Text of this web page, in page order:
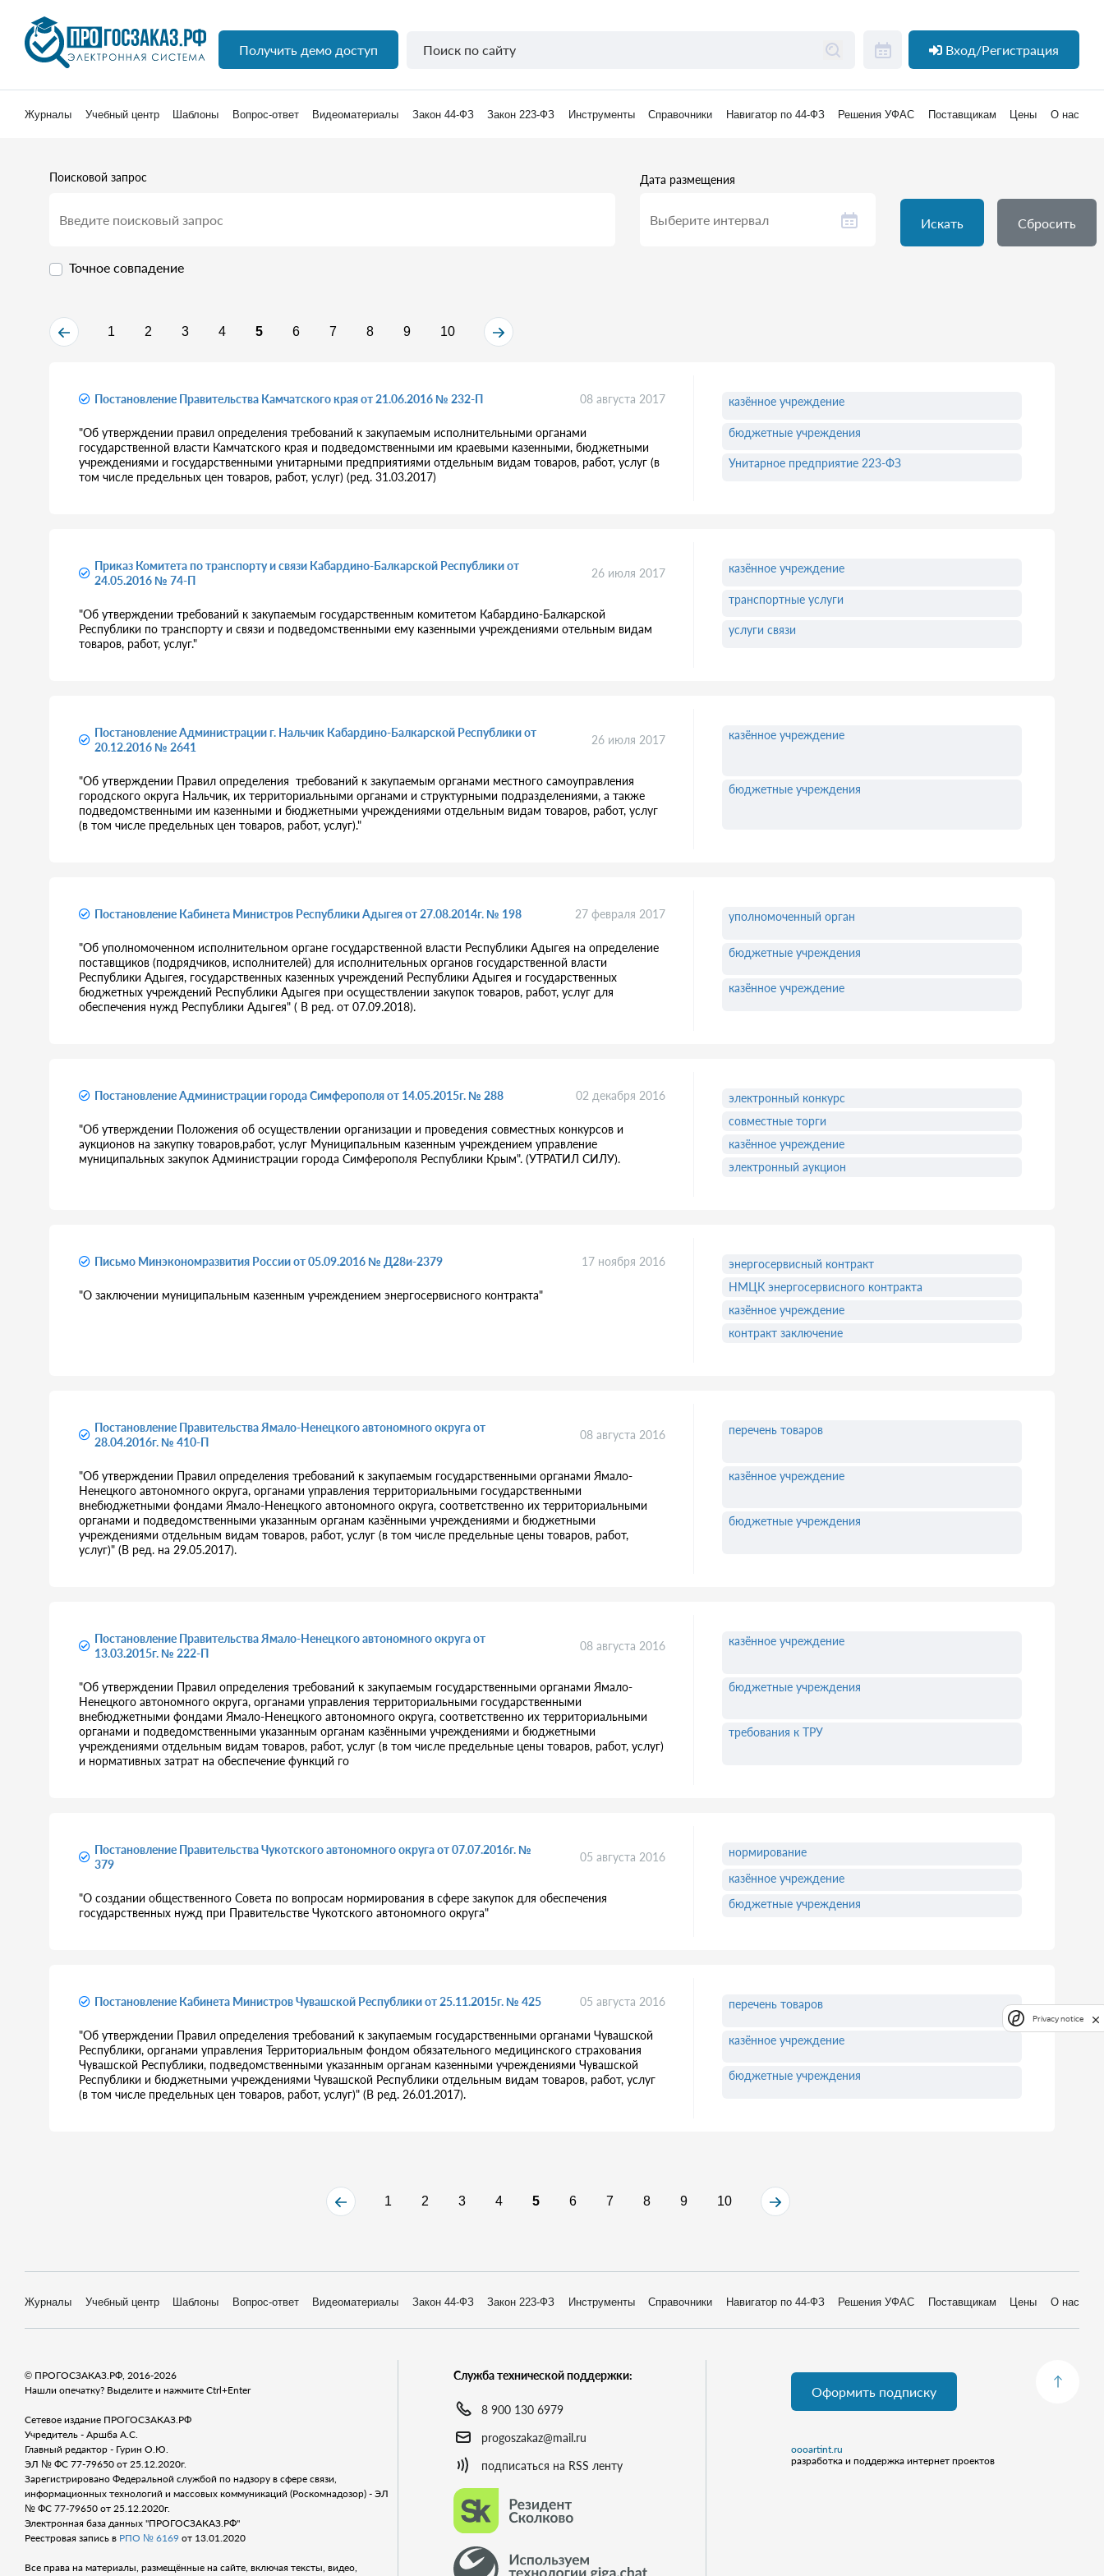
Получить демо доступ Вход/Регистрация
Журналы Учебный центр Шаблоны Вопрос-ответ Видеоматериалы Закон 44-ФЗ Закон 223-ФЗ Инструменты Справочники Навигатор по 44-ФЗ Решения УФАС Поставщикам Цены О нас
Поисковой запрос
Точное совпадение
Дата размещения
Искать Сбросить
1 2 3 4 5 6 7 8 9 10
Постановление Правительства Камчатского края от 21.06.2016 № 232-П 08 августа 2017
"Об утверждении правил определения требований к закупаемым исполнительными органами
государственной власти Камчатского края и подведомственными им краевыми казенными, бюджетными
учреждениями и государственными унитарными предприятиями отдельным видам товаров, работ, услуг (в
том числе предельных цен товаров, работ, услуг) (ред. 31.03.2017)
казённое учреждение
бюджетные учреждения
Унитарное предприятие 223-ФЗ
Приказ Комитета по транспорту и связи Кабардино-Балкарской Республики от
24.05.2016 № 74-П
26 июля 2017
"Об утверждении требований к закупаемым государственным комитетом Кабардино-Балкарской
Республики по транспорту и связи и подведомственными ему казенными учреждениями отельным видам
товаров, работ, услуг."
казённое учреждение
транспортные услуги
услуги связи
Постановление Администрации г. Нальчик Кабардино-Балкарской Республики от
20.12.2016 № 2641
26 июля 2017
"Об утверждении Правил определения требований к закупаемым органами местного самоуправления
городского округа Нальчик, их территориальными органами и структурными подразделениями, а также
подведомственными им казенными и бюджетными учреждениями отдельным видам товаров, работ, услуг
(в том числе предельных цен товаров, работ, услуг)."
казённое учреждение
бюджетные учреждения
Постановление Кабинета Министров Республики Адыгея от 27.08.2014г. № 198 27 февраля 2017
"Об уполномоченном исполнительном органе государственной власти Республики Адыгея на определение
поставщиков (подрядчиков, исполнителей) для исполнительных органов государственной власти
Республики Адыгея, государственных казенных учреждений Республики Адыгея и государственных
бюджетных учреждений Республики Адыгея при осуществлении закупок товаров, работ, услуг для
обеспечения нужд Республики Адыгея" ( В ред. от 07.09.2018).
уполномоченный орган
бюджетные учреждения
казённое учреждение
Постановление Администрации города Симферополя от 14.05.2015г. № 288 02 декабря 2016
"Об утверждении Положения об осуществлении организации и проведения совместных конкурсов и
аукционов на закупку товаров,работ, услуг Муниципальным казенным учреждением управление
муниципальных закупок Администрации города Симферополя Республики Крым". (УТРАТИЛ СИЛУ).
электронный конкурс
совместные торги
казённое учреждение
электронный аукцион
Письмо Минэкономразвития России от 05.09.2016 № Д28и-2379 17 ноября 2016
"О заключении муниципальным казенным учреждением энергосервисного контракта"
энергосервисный контракт
НМЦК энергосервисного контракта
казённое учреждение
контракт заключение
Постановление Правительства Ямало-Ненецкого автономного округа от
28.04.2016г. № 410-П
08 августа 2016
"Об утверждении Правил определения требований к закупаемым государственными органами Ямало-
Ненецкого автономного округа, органами управления территориальными государственными
внебюджетными фондами Ямало-Ненецкого автономного округа, соответственно их территориальными
органами и подведомственными указанным органам казёнными учреждениями и бюджетными
учреждениями отдельным видам товаров, работ, услуг (в том числе предельные цены товаров, работ,
услуг)" (В ред. на 29.05.2017).
перечень товаров
казённое учреждение
бюджетные учреждения
Постановление Правительства Ямало-Ненецкого автономного округа от
13.03.2015г. № 222-П
08 августа 2016
"Об утверждении Правил определения требований к закупаемым государственными органами Ямало-
Ненецкого автономного округа, органами управления территориальными государственными
внебюджетными фондами Ямало-Ненецкого автономного округа, соответственно их территориальными
органами и подведомственными указанным органам казёнными учреждениями и бюджетными
учреждениями отдельным видам товаров, работ, услуг (в том числе предельные цены товаров, работ, услуг)
и нормативных затрат на обеспечение функций го
казённое учреждение
бюджетные учреждения
требования к ТРУ
Постановление Правительства Чукотского автономного округа от 07.07.2016г. №
379
05 августа 2016
"О создании общественного Совета по вопросам нормирования в сфере закупок для обеспечения
государственных нужд при Правительстве Чукотского автономного округа"
нормирование
казённое учреждение
бюджетные учреждения
Постановление Кабинета Министров Чувашской Республики от 25.11.2015г. № 425 05 августа 2016
"Об утверждении Правил определения требований к закупаемым государственными органами Чувашской
Республики, органами управления Территориальным фондом обязательного медицинского страхования
Чувашской Республики, подведомственными указанным органам казенными учреждениями Чувашской
Республики и бюджетными учреждениями Чувашской Республики отдельным видам товаров, работ, услуг
(в том числе предельных цен товаров, работ, услуг)" (В ред. 26.01.2017).
перечень товаров
казённое учреждение
бюджетные учреждения
1 2 3 4 5 6 7 8 9 10
Журналы Учебный центр Шаблоны Вопрос-ответ Видеоматериалы Закон 44-ФЗ Закон 223-ФЗ Инструменты Справочники Навигатор по 44-ФЗ Решения УФАС Поставщикам Цены О нас
© ПРОГОСЗАКАЗ.РФ, 2016-2026
Нашли опечатку? Выделите и нажмите Ctrl+Enter
Сетевое издание ПРОГОСЗАКАЗ.РФ
Учредитель - Аршба А.С.
Главный редактор - Гурин О.Ю.
ЭЛ № ФС 77-79650 от 25.12.2020г.
Зарегистрировано Федеральной службой по надзору в сфере связи,
информационных технологий и массовых коммуникаций (Роскомнадозор) - ЭЛ
№ ФС 77-79650 от 25.12.2020г.
Электронная база данных "ПРОГОСЗАКАЗ.РФ"
Реестровая запись в РПО № 6169 от 13.01.2020
Все права на материалы, размещённые на сайте, включая тексты, видео,
Служба технической поддержки:
8 900 130 6979
progoszakaz@mail.ru
подписаться на RSS ленту
Оформить подписку
oooartint.ru
разработка и поддержка интернет проектов
Privacy notice